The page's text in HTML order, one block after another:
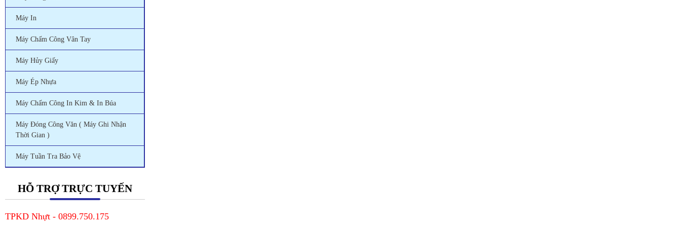
Máy In
Máy Chấm Công Vân Tay
Máy Hủy Giấy
Máy Ép Nhựa
Máy Chấm Công In Kim & In Búa
Máy Đóng Công Văn ( Máy Ghi Nhận
Thời Gian )
Máy Tuần Tra Bảo Vệ
HỖ TRỢ TRỰC TUYẾN
TPKD Nhựt - 0899.750.175